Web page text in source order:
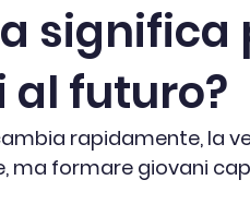
al futuro?
rapidamente, la
ma formare giovani